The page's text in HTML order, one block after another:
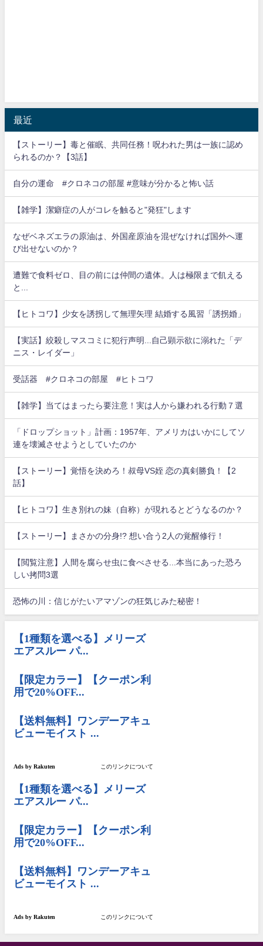
最近
【ストーリー】毒と催眠、共同任務！呪われた男は一族に認め
られるのか？【3話】
自分の運命 #クロネコの部屋 #意味が分かると怖い話
【雑学】潔癖症の人がコレを触ると"発狂"します
なぜベネズエラの原油は、外国産原油を混ぜなければ国外へ運
び出せないのか？
遭難で食料ゼロ、目の前には仲間の遺体。人は極限まで飢える
と...
【ヒトコワ】少女を誘拐して無理矢理 結婚する風習「誘拐婚」
【実話】絞殺しマスコミに犯行声明...自己顕示欲に溺れた「デ
ニス・レイダー」
受話器 #クロネコの部屋 #ヒトコワ
【雑学】当てはまったら要注意！実は人から嫌われる行動７選
「ドロップショット」計画：1957年、アメリカはいかにしてソ
連を壊滅させようとしていたのか
【ストーリー】覚悟を決めろ！叔母VS姪 恋の真剣勝負！【2
話】
【ヒトコワ】生き別れの妹（自称）が現れるとどうなるのか？
【ストーリー】まさかの分身!? 想い合う2人の覚醒修行！
【閲覧注意】人間を腐らせ虫に食べさせる...本当にあった恐ろ
しい拷問3選
恐怖の川：信じがたいアマゾンの狂気じみた秘密！